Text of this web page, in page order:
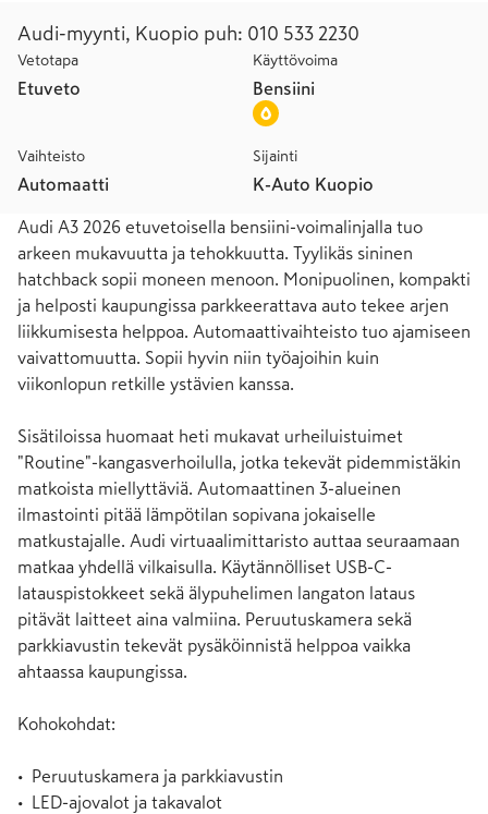
Audi-myynti, Kuopio puh: 010 533 2230
Vetotapa
Etuveto
Käyttövoima
Bensiini
Vaihteisto
Automaatti
Sijainti
K-Auto Kuopio
Audi A3 2026 etuvetoisella bensiini-voimalinjalla tuo
arkeen mukavuutta ja tehokkuutta. Tyylikäs sininen
hatchback sopii moneen menoon. Monipuolinen, kompakti
ja helposti kaupungissa parkkeerattava auto tekee arjen
liikkumisesta helppoa. Automaattivaihteisto tuo ajamiseen
vaivattomuutta. Sopii hyvin niin työajoihin kuin
viikonlopun retkille ystävien kanssa.
Sisätiloissa huomaat heti mukavat urheiluistuimet
"Routine"-kangasverhoilulla, jotka tekevät pidemmistäkin
matkoista miellyttäviä. Automaattinen 3-alueinen
ilmastointi pitää lämpötilan sopivana jokaiselle
matkustajalle. Audi virtuaalimittaristo auttaa seuraamaan
matkaa yhdellä vilkaisulla. Käytännölliset USB-C-
latauspistokkeet sekä älypuhelimen langaton lataus
pitävät laitteet aina valmiina. Peruutuskamera sekä
parkkiavustin tekevät pysäköinnistä helppoa vaikka
ahtaassa kaupungissa.
Kohokohdat:
•  Peruutuskamera ja parkkiavustin
•  LED-ajovalot ja takavalot